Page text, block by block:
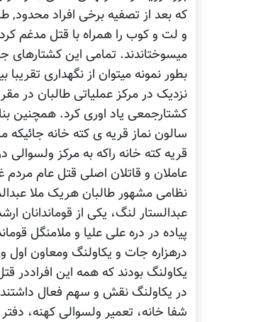
که بعد از تصفیه برخی افراد محدود,
و لت و کوب را همراه با قتل مدغم
نزدیک در مرکز عملیاتی طالبان در
کشتارجمعی یاد اوری کرد. همچنین
قریه کته خانه راکه به مرکز
عاملان و قاتلان اصلی قتل عام مردم
نظامی مشهور طالبان هریک ملا
عبدالستار لنگ، یکی از قوماندانان
پیاده در دره علی علیا و ملامنگل
درهزاره جات و یکاولنگ ومعاون اول
یکاولنگ بودند که همه این افراددر
در یکاولنگ نقش و سهم فعال داشتند